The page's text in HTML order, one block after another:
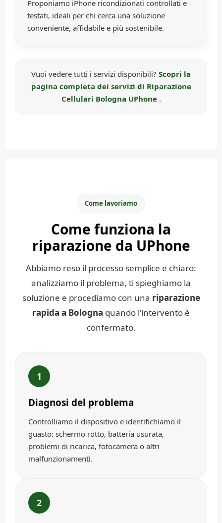
Proponiamo iPhone ricondizionati controllati e
testati, ideali per chi cerca una soluzione
conveniente, affidabile e più sostenibile.
Vuoi vedere tutti i servizi disponibili? Scopri la
pagina completa dei servizi di Riparazione
Cellulari Bologna UPhone .
Come lavoriamo
Come funziona la
riparazione da UPhone
Abbiamo reso il processo semplice e chiaro:
analizziamo il problema, ti spieghiamo la
soluzione e procediamo con una riparazione
rapida a Bologna quando l’intervento è
confermato.
1
Diagnosi del problema
Controlliamo il dispositivo e identifichiamo il
guasto: schermo rotto, batteria usurata,
problemi di ricarica, fotocamera o altri
malfunzionamenti.
2